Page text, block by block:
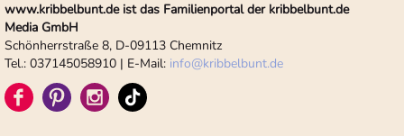
www.kribbelbunt.de ist das Familienportal der kribbelbunt.de
Media GmbH
Schönherrstraße 8, D-09113 Chemnitz
Tel.: 037145058910 | E-Mail: info@kribbelbunt.de